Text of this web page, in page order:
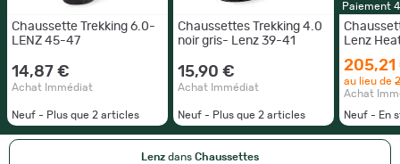
Chaussette Trekking 6.0-
LENZ 45-47
14,87 €
Achat Immédiat
Neuf - Plus que 2 articles
Chaussettes Trekking 4.0
noir gris- Lenz 39-41
15,90 €
Achat Immédiat
Neuf - Plus que 2 articles
Paiement
Lenz
205,21
au lieu de
Achat
Neuf - En
Lenz dans Chaussettes